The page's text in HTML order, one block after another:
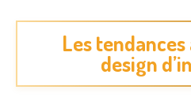
Les
design